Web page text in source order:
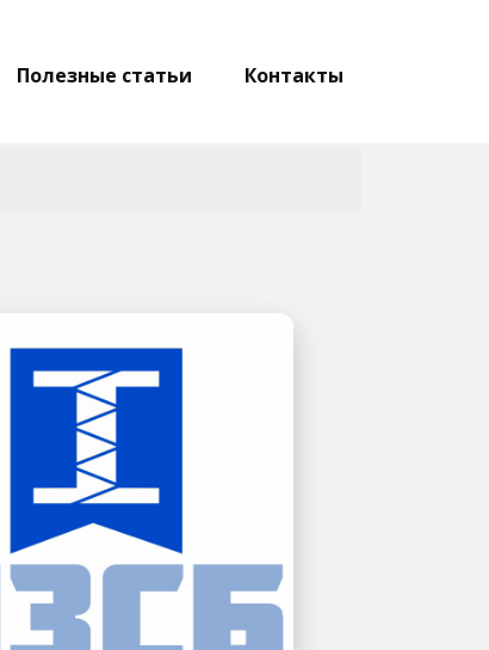
Полезные статьи Контакты